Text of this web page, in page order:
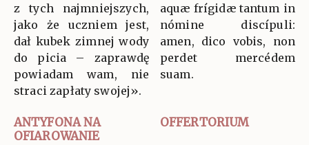
z tych najmniejszych,
jako że uczniem jest,
dał kubek zimnej wody
do picia – zaprawdę
powiadam wam, nie
straci zapłaty swojej».
aquæ frígidæ tantum in
nómine discípuli:
amen, dico vobis, non
perdet mercédem
suam.
ANTYFONA NA
OFIAROWANIE
OFFERTORIUM